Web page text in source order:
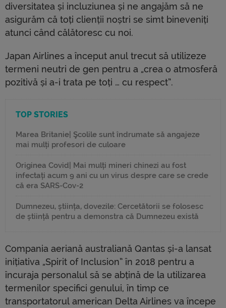
diversitatea și incluziunea și ne angajăm să ne
asigurăm că toți clienții noștri se simt bineveniți
atunci când călătoresc cu noi.
Japan Airlines a început anul trecut să utilizeze
termeni neutri de gen pentru a „crea o atmosferă
pozitivă și a-i trata pe toți … cu respect”.
TOP STORIES
Marea Britanie| Şcolile sunt îndrumate să angajeze
mai mulți profesori de culoare
Originea Covid| Mai mulți mineri chinezi au fost
infectați acum 9 ani cu un virus despre care se crede
că era SARS-Cov-2
Dumnezeu, știința, dovezile: Cercetătorii se folosesc
de știință pentru a demonstra că Dumnezeu există
Compania aeriană australiană Qantas și-a lansat
inițiativa „Spirit of Inclusion” în 2018 pentru a
încuraja personalul să se abțină de la utilizarea
termenilor specifici genului, în timp ce
transportatorul american Delta Airlines va începe